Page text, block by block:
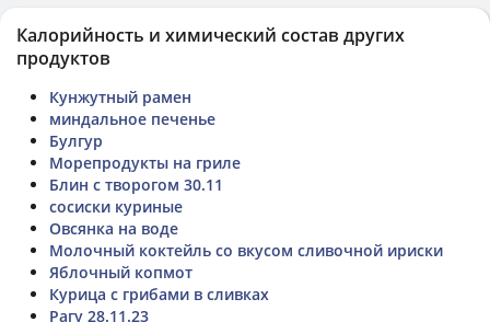
Калорийность и химический состав других
продуктов
Кунжутный рамен
миндальное печенье
Булгур
Морепродукты на гриле
Блин с творогом 30.11
сосиски куриные
Овсянка на воде
Молочный коктейль со вкусом сливочной ириски
Яблочный копмот
Курица с грибами в сливках
Рагу 28.11.23